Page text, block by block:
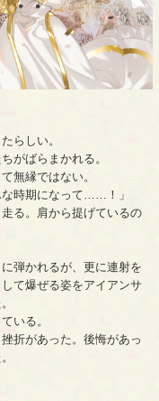
らしい。
がばらまかれる。
無縁ではない。
な時期になって……！」
る。肩から提げているの
弾かれるが、更に連射を
て爆ぜる姿をアイアンサ
いる。
折があった。後悔があっ